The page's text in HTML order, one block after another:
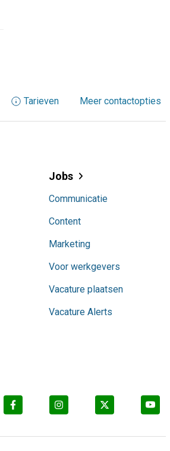
Tarieven Meer contactopties
Jobs
Communicatie
Content
Marketing
Voor werkgevers
Vacature plaatsen
Vacature Alerts